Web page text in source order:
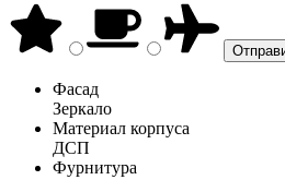
Фасад
Зеркало
Материал корпуса
ДСП
Фурнитура